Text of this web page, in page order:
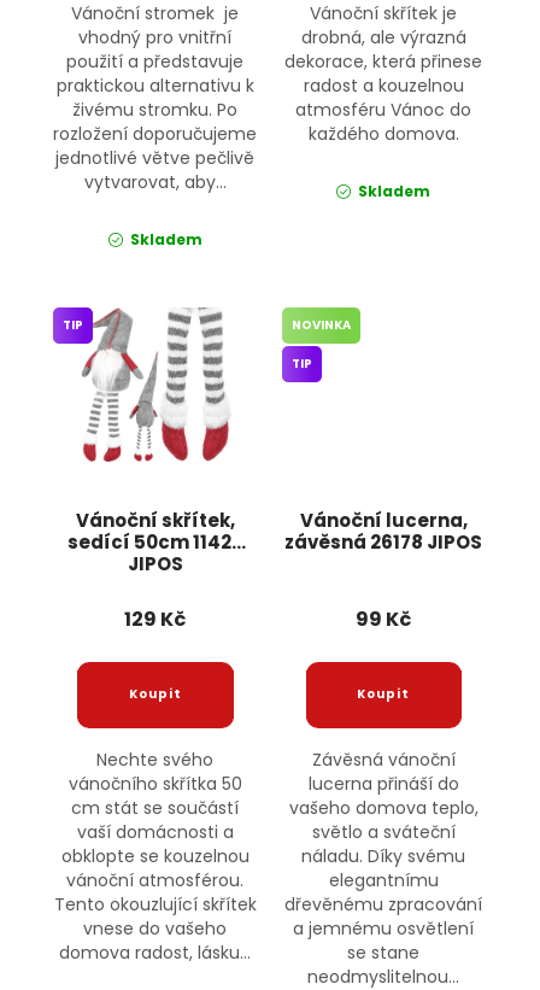
Vánoční stromek je
vhodný pro vnitřní
použití a představuje
praktickou alternativu k
živému stromku. Po
rozložení doporučujeme
jednotlivé větve pečlivě
vytvarovat, aby...
Skladem
Vánoční skřítek je
drobná, ale výrazná
dekorace, která přinese
radost a kouzelnou
atmosféru Vánoc do
každého domova.
Skladem
Vánoční skřítek,
sedící 50cm 11426
JIPOS
TIP
129 Kč
Nechte svého
vánočního skřítka 50
cm stát se součástí
vaší domácnosti a
obklopte se kouzelnou
vánoční atmosférou.
Tento okouzlující skřítek
vnese do vašeho
domova radost, lásku...
Vánoční lucerna,
závěsná 26178 JIPOS
NOVINKA
TIP
99 Kč
Závěsná vánoční
lucerna přináší do
vašeho domova teplo,
světlo a sváteční
náladu. Díky svému
elegantnímu
dřevěnému zpracování
a jemnému osvětlení
se stane
neodmyslitelnou...